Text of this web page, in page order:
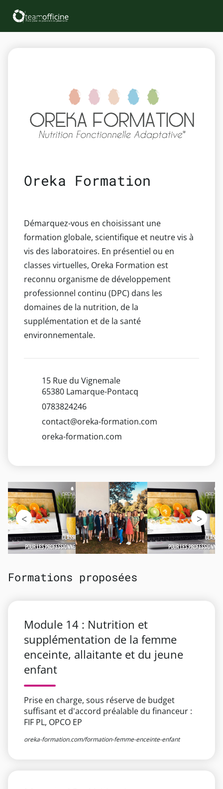
Oreka Formation
Démarquez-vous en choisissant une
formation globale, scientifique et neutre vis à
vis des laboratoires. En présentiel ou en
classes virtuelles, Oreka Formation est
reconnu organisme de développement
professionnel continu (DPC) dans les
domaines de la nutrition, de la
supplémentation et de la santé
environnementale.
15 Rue du Vignemale
65380 Lamarque-Pontacq
0783824246
contact@oreka-formation.com
oreka-formation.com
Formations proposées
Module 14 : Nutrition et
supplémentation de la femme
enceinte, allaitante et du jeune
enfant
Prise en charge, sous réserve de budget
suffisant et d'accord préalable du financeur :
FIF PL, OPCO EP
oreka-formation.com/formation-femme-enceinte-enfant